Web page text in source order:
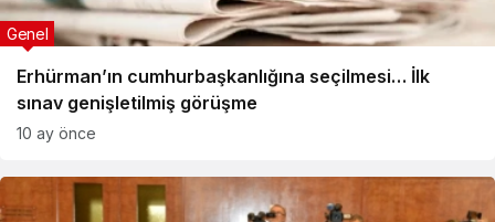
Erhürman’ın cumhurbaşkanlığına seçilmesi… İlk
sınav genişletilmiş görüşme
Genel
10 ay önce